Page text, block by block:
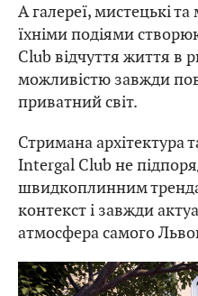
А галереї, мистецькі
їхніми подіями
Club відчуття життя в
можливістю завжди
приватний світ.
Стримана архітектура
Intergal Club не
швидкоплинним
контекст і завжди
атмосфера самого